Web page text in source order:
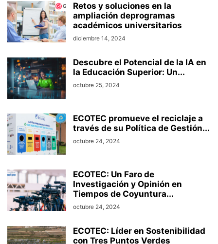
Retos y soluciones en la
ampliación deprogramas
académicos universitarios
diciembre 14, 2024
Descubre el Potencial de la IA en
la Educación Superior: Un...
octubre 25, 2024
ECOTEC promueve el reciclaje a
través de su Política de Gestión...
octubre 24, 2024
ECOTEC: Un Faro de
Investigación y Opinión en
Tiempos de Coyuntura...
octubre 24, 2024
ECOTEC: Líder en Sostenibilidad
con Tres Puntos Verdes